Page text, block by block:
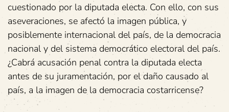
cuestionado por la diputada electa. Con ello, con sus
aseveraciones, se afectó la imagen pública, y
posiblemente internacional del país, de la democracia
nacional y del sistema democrático electoral del país.
¿Cabrá acusación penal contra la diputada electa
antes de su juramentación, por el daño causado al
país, a la imagen de la democracia costarricense?